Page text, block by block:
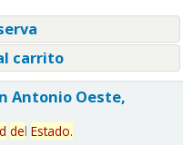
carrito
Antonio Oeste,
del Estado.